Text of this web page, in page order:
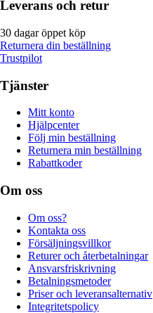
Leverans och retur
30 dagar öppet köp
Returnera din beställning
Trustpilot
Tjänster
Mitt konto
Hjälpcenter
Följ min beställning
Returnera min beställning
Rabattkoder
Om oss
Om oss?
Kontakta oss
Försäljningsvillkor
Returer och återbetalningar
Ansvarsfriskrivning
Betalningsmetoder
Priser och leveransalternativ
Integritetspolicy